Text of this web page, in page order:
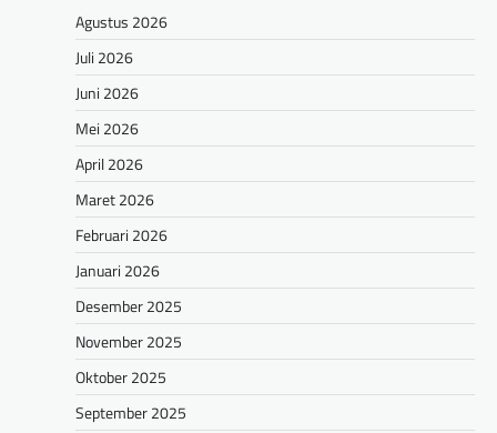
Agustus 2026
Juli 2026
Juni 2026
Mei 2026
April 2026
Maret 2026
Februari 2026
Januari 2026
Desember 2025
November 2025
Oktober 2025
September 2025